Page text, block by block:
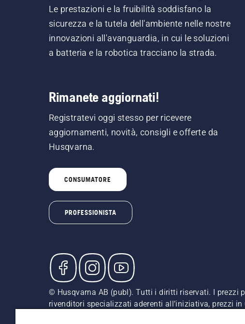
Le prestazioni e la fruibilità soddisfano la
sicurezza e la tutela dell'ambiente nelle nostre
innovazioni all'avanguardia, in cui le soluzioni
a batteria e la robotica tracciano la strada.
Rimanete aggiornati!
Registratevi oggi stesso per ricevere
aggiornamenti, novità, consigli e offerte da
Husqvarna.
CONSUMATORE
PROFESSIONISTA
© Husqvarna AB (publ). Tutti i diritti riservati. I prezzi
rivenditori specializzati aderenti all’iniziativa, prezzi
indicati sono prezzi al dettaglio consigliati (IVA